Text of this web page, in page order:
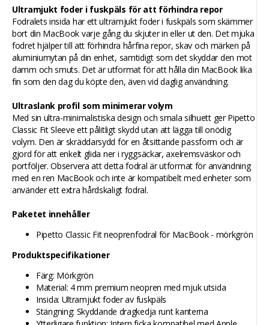
Ultramjukt foder i fuskpäls för att förhindra repor
Fodralets insida har ett ultramjukt foder i fuskpäls som skämmer
bort din MacBook varje gång du skjuter in eller ut den. Det mjuka
fodret hjälper till att förhindra hårfina repor, skav och märken på
aluminiumytan på din enhet, samtidigt som det skyddar den mot
damm och smuts. Det är utformat för att hålla din MacBook lika
fin som den dag du köpte den, även vid daglig användning.
Ultraslank profil som minimerar volym
Med sin ultra-minimalistiska design och smala silhuett ger Pipetto
Classic Fit Sleeve ett pålitligt skydd utan att lägga till onödig
volym. Den är skräddarsydd för en åtsittande passform och är
gjord för att enkelt glida ner i ryggsäckar, axelremsväskor och
portföljer. Observera att detta fodral är utformat för användning
med en ren MacBook och inte är kompatibelt med enheter som
använder ett extra hårdskaligt fodral.
Paketet innehåller
Pipetto Classic Fit neoprenfodral för MacBook - mörkgrön
Produktspecifikationer
Färg: Mörkgrön
Material: 4 mm premium neopren med mjuk utsida
Insida: Ultramjukt foder av fuskpäls
Stängning: Skyddande dragkedja runt kanterna